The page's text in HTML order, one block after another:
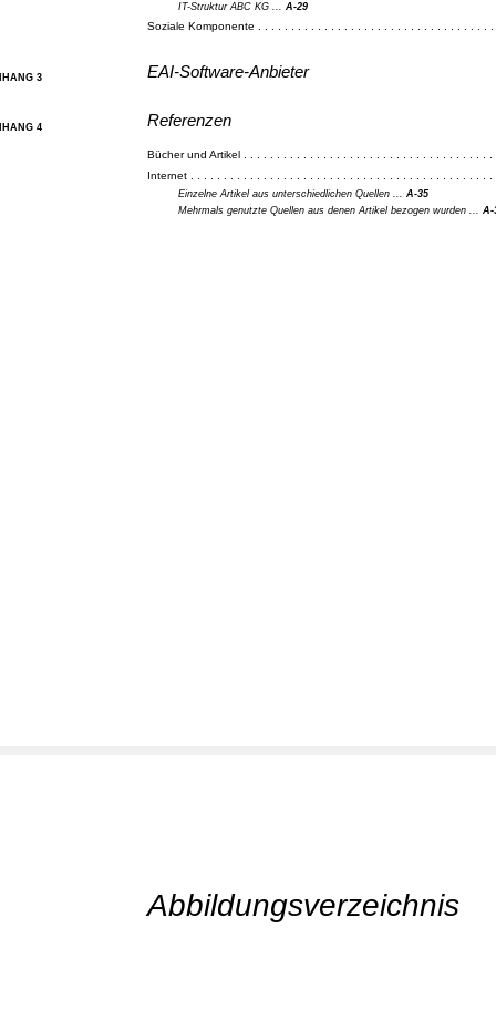
IT-Struktur ABC KG ... A-29
Soziale Komponente . . . . . . . . . . . . . . . . . . . . . . . . . . . . . . . . . . .
3 EAI-Software-Anbieter
4 Referenzen
Bücher und Artikel . . . . . . . . . . . . . . . . . . . . . . . . . . . . . . . . . . . . .
Internet . . . . . . . . . . . . . . . . . . . . . . . . . . . . . . . . . . . . . . . . . . . . .
Einzelne Artikel aus unterschiedlichen Quellen ... A-35
Mehrmals genutzte Quellen aus denen Artikel bezogen wurden ... A-
Abbildungsverzeichnis